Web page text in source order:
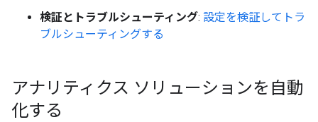
検証とトラブルシューティング: 設定を検証してトラ
ブルシューティングする
アナリティクス ソリューションを自動
化する